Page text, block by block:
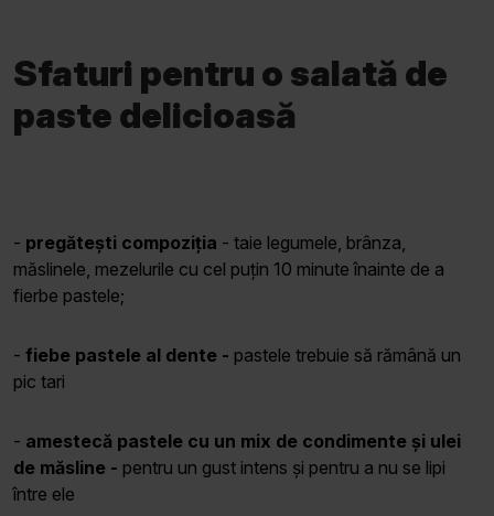
Sfaturi pentru o salată de
paste delicioasă
- pregătești compoziția - taie legumele, brânza,
măslinele, mezelurile cu cel puțin 10 minute înainte de a
fierbe pastele;
- fiebe pastele al dente - pastele trebuie să rămână un
pic tari
- amestecă pastele cu un mix de condimente și ulei
de măsline - pentru un gust intens și pentru a nu se lipi
între ele